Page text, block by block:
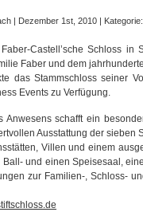
| Dezember 1st, 2010 | Kategorie:
Castell’sche Schloss
Faber und dem
das Stammschloss seiner
Events zu Verfügung.
Anwesens schafft ein
Ausstattung der
Villen und einem
und einen Speisesaal,
zur Familien-, Schloss-